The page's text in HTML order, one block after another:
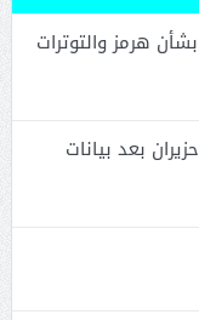
هرمز والتوترات
بعد بيانات